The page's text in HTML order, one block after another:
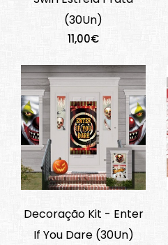
(30Un)
11,00€
Decoração Kit - Enter
If You Dare (30Un)